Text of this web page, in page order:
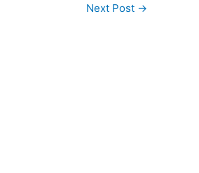
Next Post →